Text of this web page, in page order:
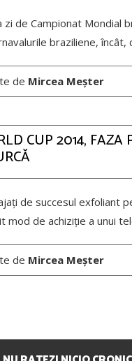
zi de Campionat Mondial
braziliene,
de Mircea Meșter
CUP 2014,
de succesul exfoliant
mod de achiziție a unui
de Mircea Meșter